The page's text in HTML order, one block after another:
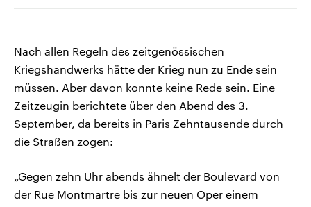
Nach allen Regeln des zeitgenössischen
Kriegshandwerks hätte der Krieg nun zu Ende sein
müssen. Aber davon konnte keine Rede sein. Eine
Zeitzeugin berichtete über den Abend des 3.
September, da bereits in Paris Zehntausende durch
die Straßen zogen:
„Gegen zehn Uhr abends ähnelt der Boulevard von
der Rue Montmartre bis zur neuen Oper einem